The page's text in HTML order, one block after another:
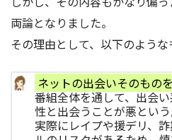
両論となりました。
その理由として、以下のような
ネットの出会いそのもの
番組全体を通して、出会
性と出会うことが悪という
実際にレイプや援デリ、